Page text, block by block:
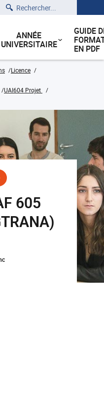
Rechercher
ANNÉE
UNIVERSITAIRE
GUIDE
EN PDF
Licence
UAI604 Projet
605